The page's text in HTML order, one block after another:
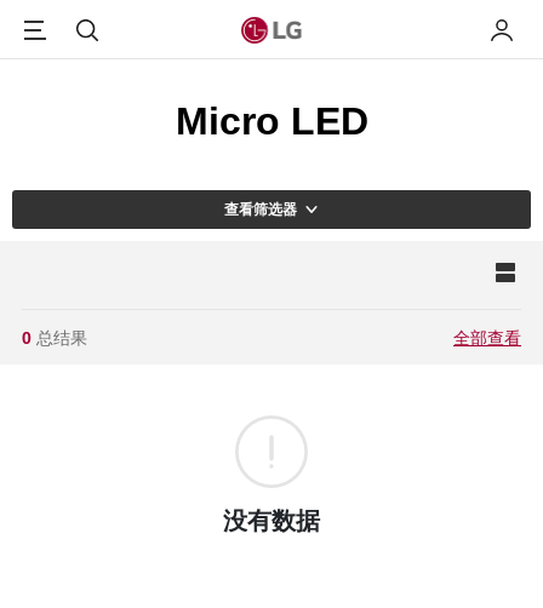
搜索 我的
Micro LED
查看筛选器
0 总结果 全部查看
没有数据